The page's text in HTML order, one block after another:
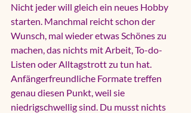
Nicht jeder will gleich ein neues Hobby
starten. Manchmal reicht schon der
Wunsch, mal wieder etwas Schönes zu
machen, das nichts mit Arbeit, To-do-
Listen oder Alltagstrott zu tun hat.
Anfängerfreundliche Formate treffen
genau diesen Punkt, weil sie
niedrigschwellig sind. Du musst nichts